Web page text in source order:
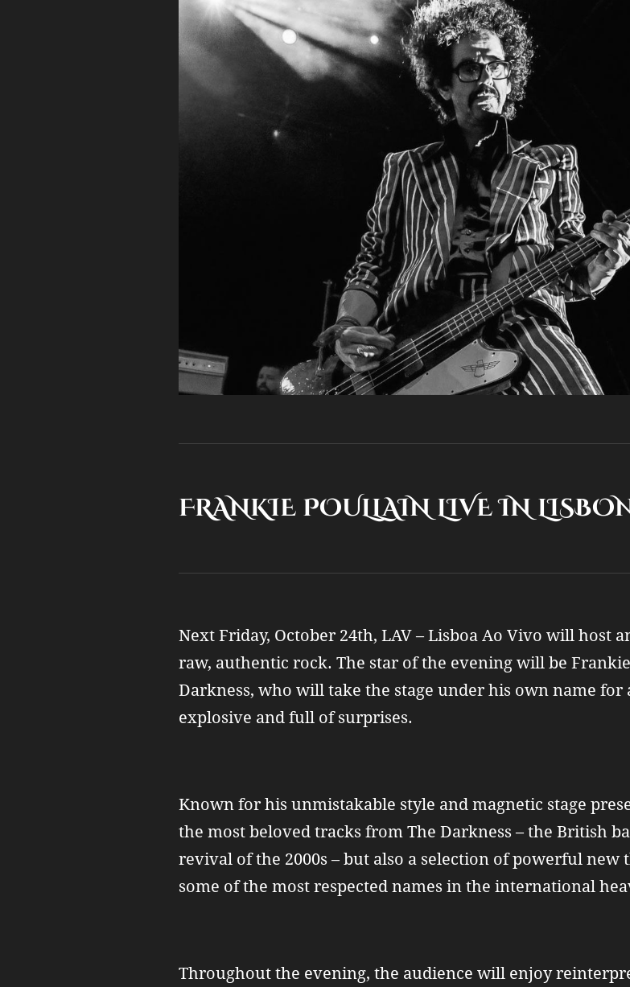
FRANKIE POULLAIN LIVE IN
Next Friday, October 24th, LAV – Lisboa Ao Vivo will host
raw, authentic rock. The star of the evening will be
Darkness, who will take the stage under his own name for
explosive and full of surprises.
Known for his unmistakable style and magnetic stage
the most beloved tracks from The Darkness – the British
revival of the 2000s – but also a selection of powerful
some of the most respected names in the international
Throughout the evening, the audience will enjoy